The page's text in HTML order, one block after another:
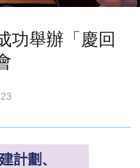
功舉辦「慶回